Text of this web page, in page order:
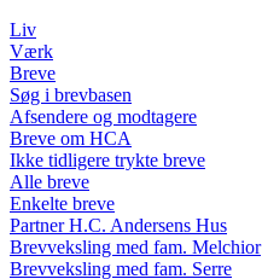
Liv
Værk
Breve
Søg i brevbasen
Afsendere og modtagere
Breve om HCA
Ikke tidligere trykte breve
Alle breve
Enkelte breve
Partner H.C. Andersens Hus
Brevveksling med fam. Melchior
Brevveksling med fam. Serre